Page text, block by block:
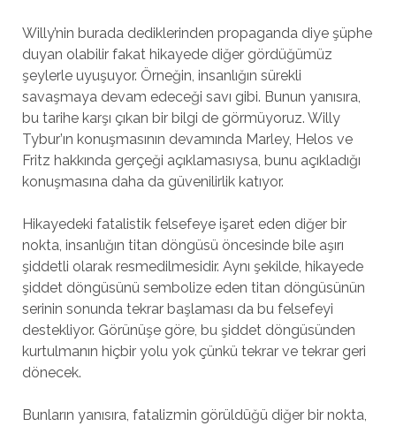
Willy’nin burada dediklerinden propaganda diye şüphe
duyan olabilir fakat hikayede diğer gördüğümüz
şeylerle uyuşuyor. Örneğin, insanlığın sürekli
savaşmaya devam edeceği savı gibi. Bunun yanısıra,
bu tarihe karşı çıkan bir bilgi de görmüyoruz. Willy
Tybur’ın konuşmasının devamında Marley, Helos ve
Fritz hakkında gerçeği açıklamasıysa, bunu açıkladığı
konuşmasına daha da güvenilirlik katıyor.
Hikayedeki fatalistik felsefeye işaret eden diğer bir
nokta, insanlığın titan döngüsü öncesinde bile aşırı
şiddetli olarak resmedilmesidir. Aynı şekilde, hikayede
şiddet döngüsünü sembolize eden titan döngüsünün
serinin sonunda tekrar başlaması da bu felsefeyi
destekliyor. Görünüşe göre, bu şiddet döngüsünden
kurtulmanın hiçbir yolu yok çünkü tekrar ve tekrar geri
dönecek.
Bunların yanısıra, fatalizmin görüldüğü diğer bir nokta,